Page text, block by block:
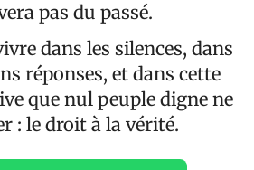
pas du passé.
dans les silences, dans
réponses, et dans cette
que nul peuple digne ne
: le droit à la vérité.